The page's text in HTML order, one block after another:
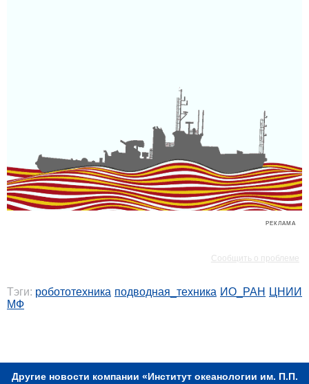
РЕКЛАМА
Сообщить о проблеме
Тэги: робототехника подводная_техника ИО_РАН
ЦНИИ
МФ
Другие новости компании «Институт океанологии им. П.П.